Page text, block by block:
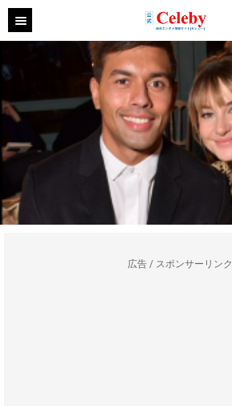
広告 / スポンサーリンク